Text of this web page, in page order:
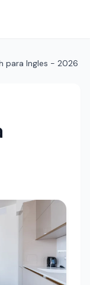
para Ingles - 2026